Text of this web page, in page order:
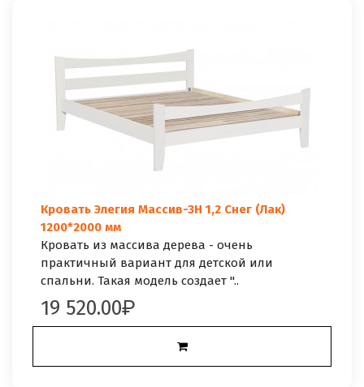
Кровать Элегия Массив-3Н 1,2 Снег (Лак)
1200*2000 мм
Кровать из массива дерева - очень
практичный вариант для детской или
спальни. Такая модель создает "..
19 520.00